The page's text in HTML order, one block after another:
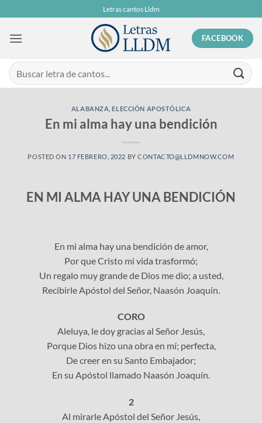
to
content
Letras cantos Lldm
FACEBOOK
ALABANZA ,ELECCIÓN APOSTÓLICA
En mi alma hay una bendición
POSTED ON 17 FEBRERO, 2022 BYCONTACTO@LLDMNOW.COM
EN MI ALMA HAY UNA BENDICIÓN
En mi alma hay una bendición de amor,
Por que Cristo mi vida trasformó;
Un regalo muy grande de Dios me dio; a usted,
Recibirle Apóstol del Señor, Naasón Joaquín.
CORO
Aleluya, le doy gracias al Señor Jesús,
Porque Dios hizo una obra en mí; perfecta,
De creer en su Santo Embajador;
En su Apóstol llamado Naasón Joaquín.
2
Al mirarle Apóstol del Señor Jesús,